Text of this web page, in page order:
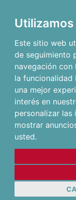
Este sitio web
de seguimiento
navegación con
la funcionalidad
una mejor
interés en
personalizar las
mostrar
usted.